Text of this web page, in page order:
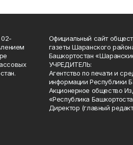
Официальный сайт
газеты Шаранского
Башкортостан
УЧРЕДИТЕЛЬ:
Агентство по печати и
информации Республики
Акционерное общество
«Республика
Директор (главный